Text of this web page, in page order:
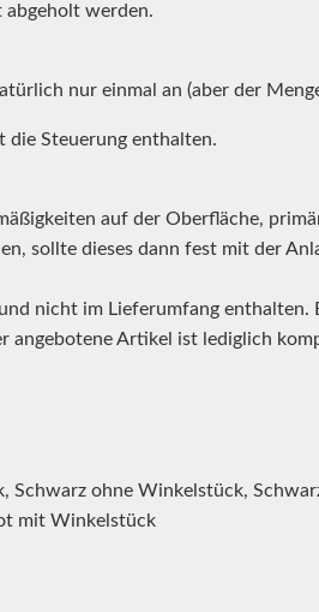
werden.
nur einmal an (aber der
die Steuerung enthalten.
auf der Oberfläche,
sollte dieses dann fest mit der
nicht im Lieferumfang enthalten.
Artikel ist lediglich
Schwarz ohne Winkelstück,
mit Winkelstück